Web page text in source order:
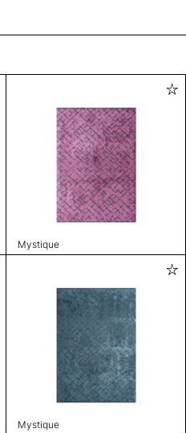
Mystique
Mystique